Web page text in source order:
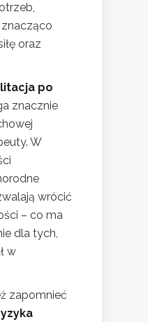
oraz
po
znacznie
W
wrócić
– co ma
dla tych,
w
zapomnieć